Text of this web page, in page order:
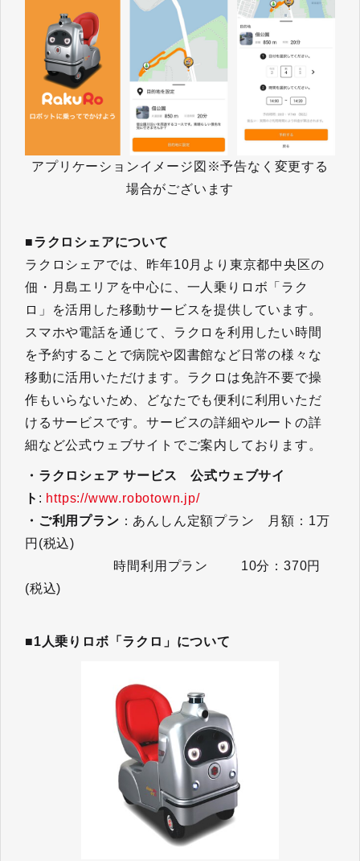
アプリケーションイメージ図※予告なく変更する
場合がございます
■ラクロシェアについて
ラクロシェアでは、昨年10月より東京都中央区の
佃・月島エリアを中心に、一人乗りロボ「ラク
ロ」を活用した移動サービスを提供しています。
スマホや電話を通じて、ラクロを利用したい時間
を予約することで病院や図書館など日常の様々な
移動に活用いただけます。ラクロは免許不要で操
作もいらないため、どなたでも便利に利用いただ
けるサービスです。サービスの詳細やルートの詳
細など公式ウェブサイトでご案内しております。
・ラクロシェア サービス 公式ウェブサイ
ト : https://www.robotown.jp/
・ご利用プラン ：あんしん定額プラン 月額：1万
円(税込)
時間利用プラン 10分：370円
(税込)
■1人乗りロボ「ラクロ」について